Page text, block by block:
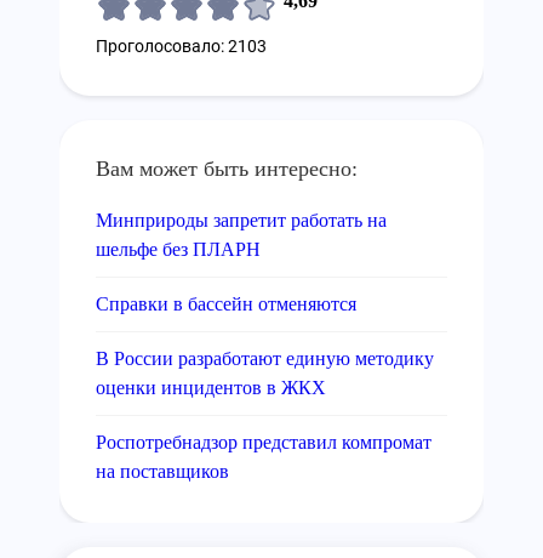
Проголосовало: 2103
Вам может быть интересно:
Минприроды запретит работать на
шельфе без ПЛАРН
Справки в бассейн отменяются
В России разработают единую методику
оценки инцидентов в ЖКХ
Роспотребнадзор представил компромат
на поставщиков